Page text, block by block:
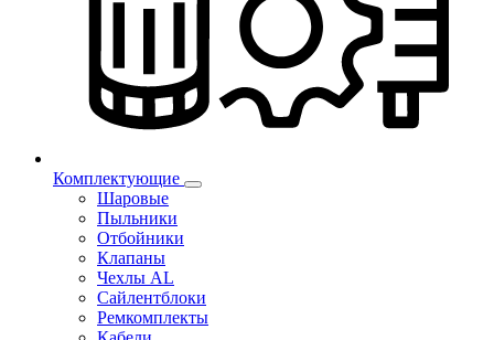
Комплектующие
Шаровые
Пыльники
Отбойники
Клапаны
Чехлы AL
Сайлентблоки
Ремкомплекты